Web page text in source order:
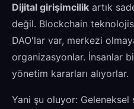
Dijital girişimcilik artık
değil. Blockchain
DAO'lar var, merkezi
organizasyonlar. İnsanlar
yönetim kararları alıyorlar.
Yani şu oluyor: